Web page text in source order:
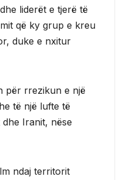
liderët e tjerë të
që ky grup e kreu
duke e nxitur
për rrezikun e një
të një lufte të
Iranit, nëse
ndaj territorit